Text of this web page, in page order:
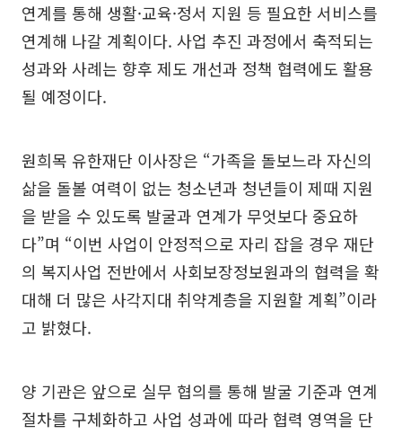
연계를 통해 생활·교육·정서 지원 등 필요한 서비스를
연계해 나갈 계획이다. 사업 추진 과정에서 축적되는
성과와 사례는 향후 제도 개선과 정책 협력에도 활용
될 예정이다.
원희목 유한재단 이사장은 “가족을 돌보느라 자신의
삶을 돌볼 여력이 없는 청소년과 청년들이 제때 지원
을 받을 수 있도록 발굴과 연계가 무엇보다 중요하
다”며 “이번 사업이 안정적으로 자리 잡을 경우 재단
의 복지사업 전반에서 사회보장정보원과의 협력을 확
대해 더 많은 사각지대 취약계층을 지원할 계획”이라
고 밝혔다.
양 기관은 앞으로 실무 협의를 통해 발굴 기준과 연계
절차를 구체화하고 사업 성과에 따라 협력 영역을 단